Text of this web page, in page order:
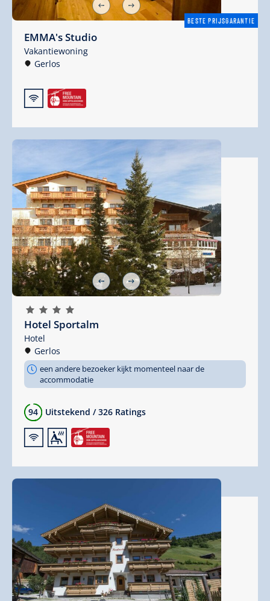
BESTE PRIJSGARANTIE
EMMA's Studio
Vakantiewoning
Gerlos
🜉
🞙 🞙 🞙 🞙
Hotel Sportalm
Hotel
Gerlos
een andere bezoeker kijkt momenteel naar de
accommodatie
94 Uitstekend / 326 Ratings
🜉🗔